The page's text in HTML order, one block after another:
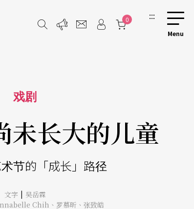
0 :::
戏剧
长大的儿童
节的「成长」路径
文字 | 吴岳霖
Chih 、 罗慕昕 、 张致皓